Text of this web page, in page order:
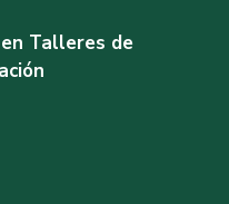
Talleres de